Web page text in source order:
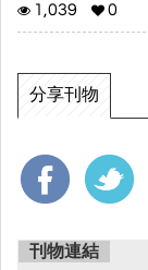
•課程堂次：約
※每堂課課程
整。
•課程服務期限
1,039
0
分享刊物
刊物連結